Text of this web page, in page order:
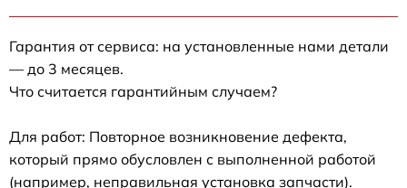
Гарантия от сервиса: на установленные нами детали
— до 3 месяцев.
Что считается гарантийным случаем?
Для работ: Повторное возникновение дефекта,
который прямо обусловлен с выполненной работой
(например, неправильная установка запчасти).